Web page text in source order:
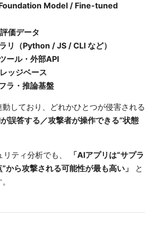
Model / Fine-tuned
価データ
リ（Python / JS / CLI など）
ール・外部API
ッジベース
ラ・推論基盤
しており、どれかひとつが侵害される
誤答する／攻撃者が操作できる”状態
ティ分析でも、
「AIアプリは“サプラ
から攻撃される可能性が最も高い」
と